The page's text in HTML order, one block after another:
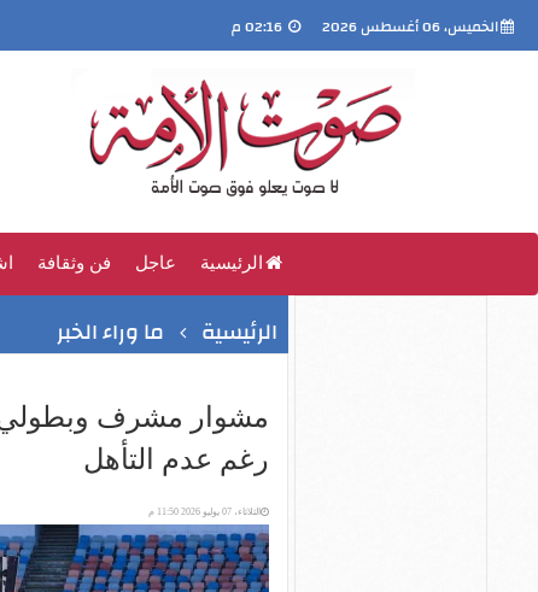
الخميس، 06 أغسطس 2026
الرئيسية عاجل فن وثقافة
الرئيسية ما وراء الخبر
مشوار مشرف وبطولي
رغم عدم التأهل
الثلاثاء، 07 يوليو 2026 11:50 م